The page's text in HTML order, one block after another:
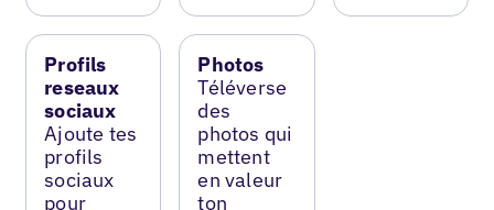
Profils
reseaux
sociaux
Ajoute tes
profils
sociaux
pour
Photos
Téléverse
des
photos qui
mettent
en valeur
ton